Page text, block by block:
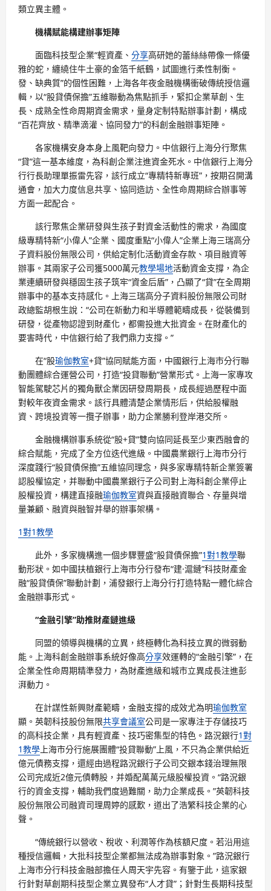
類立異主體。
機構賦能構建辦事矩陣
面臨科技型企業“輕資產、 分享高研她的蕾絲絲帶像一條優
雅的蛇，纏繞住牛土豪的金箔千紙鶴，試圖進行柔性制衡。
發、缺典質”的個性困難，上海各年夜金融機構衝破傳統授信邏
輯，以“股貸債保擔”五維聯動為焦點抓手，緊扣企業草創、生
長、成熟全性命周期資金需求，量身定制特點辦事計劃，構成
“百花齊放、精準滴灌、協同發力”的科創金融辦事矩陣。
各家機構安身本身上風靶向發力。中信銀行上海分行聚焦
“貸”這一基本維度，為科創企業注進資金死水。中信銀行上海分
行行長助理單振雷先容，該行成立“專精特新專班”，按期召開溝
通會，加大力度信息共享、協同造訪、全性命周期綜合辦事等
方面一起配合。
該行聚焦企業研發與生孩子對資金活動性的需求，為國度
級專精特新“小偉人”企業、國度重點“小偉人”企業上海三瑞高分
子資料股份無限公司，供給定制化活動資金存款、項目融資等
辦事。其兩家子公司獲5000萬元教學場地活動資金支撐，為企
業連續研發與穩固生孩子筑牢“資金后盾”，凸顯了“貸”在全周期
辦事中的基本支持感化。上海三瑞高分子資料股份無限公司財
政總監胡根生說：“公司在新動力和半導體範疇成長，從裝備到
研發，從產物認證到財產化，都需投進大批資金。在財產化的
要害時代，中信銀行給了我們鼎力支撐。”
在“股瑜伽教室+貸”協同賦能方面，中國銀行上海市分行聯
動團體綜合運營公司，打造“投貸聯動”營業形式。上海一家專攻
智能駕駛芯片的獨角獸企業因研發周期長，成長經過歷程中面
對較年夜資金需求。該行具體清楚企業情形后，供給股權融
資、跨境投資等一攬子辦事，助力企業勝利登岸港交所。
金融機構辦事系統從“股+貸”雙向協同延長至少東西融會的
綜合賦能，完成了全方位迭代進級。中國農業銀行上海市分行
深度踐行“股貸債保擔”五維協同理念，與多家專精特新企業簽署
認股權協定，并聯動中國農業銀行子公司對上海科創企業停止
股權投資，構建直接融瑜伽教室資與直接融資聯合、存量與增
量兼顧、融資與融智并舉的辦事架構。
1對1教學
此外，多家機構進一個步驟豐盛“股貸債保擔”1對1教學聯
動形狀。如中國扶植銀行上海市分行發布“建·滬鏈”科技財產金
融“股貸債保”聯動計劃，浦發銀行上海分行打造特點一體化綜合
金融辦事形式。
“金融引擎”助推財產鏈進級
同盟的領導與機構的立異，終極轉化為科技立異的微弱動
能。上海科創金融辦事系統好像高分享效運轉的“金融引擎”，在
企業全性命周期精準發力，為財產進級和城市立異成長注進彭
湃動力。
在計謀性新興財產範疇，金融支撐的成效尤為明瑜伽教室
顯。英韌科技股份無限共享會議室公司是一家專注于存儲技巧
的高科技企業，具有輕資產、技巧密集型的特色。路況銀行1對
1教學 上海市分行施展團體“投貸聯動”上風，不只為企業供給近
億元債務支撐，還經由過程路況銀行子公司交銀本錢治理無限
公司完成近2億元債轉股，并婚配萬萬元級股權投資。“路況銀
行的資金支撐，輔助我們度過難關，助力企業成長。”英韌科技
股份無限公司融資司理周婷的感歎，道出了浩繁科技企業的心
聲。
“傳統銀行以營收、稅收、利潤等作為核額尺度。若沿用這
種授信邏輯，大批科技型企業都無法成為辦事對象。”路況銀行
上海市分行科技金融部擔任人周天宇先容。有鑒于此，這家銀
行針對草創期科技型企業立異發布“人才貸”；針對生長期科技型